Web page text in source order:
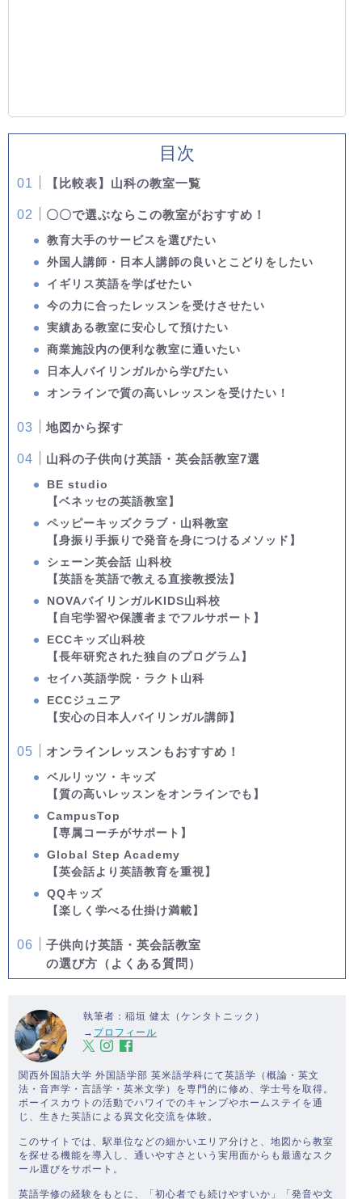
目次
【比較表】山科の教室一覧
〇〇で選ぶならこの教室がおすすめ！
教育大手のサービスを選びたい
外国人講師・日本人講師の良いとこどりをしたい
イギリス英語を学ばせたい
今の力に合ったレッスンを受けさせたい
実績ある教室に安心して預けたい
商業施設内の便利な教室に通いたい
日本人バイリンガルから学びたい
オンラインで質の高いレッスンを受けたい！
地図から探す
山科の子供向け英語・英会話教室7選
BE studio
【ベネッセの英語教室】
ペッピーキッズクラブ・山科教室
【身振り手振りで発音を身につけるメソッド】
シェーン英会話 山科校
【英語を英語で教える直接教授法】
NOVAバイリンガルKIDS山科校
【自宅学習や保護者までフルサポート】
ECCキッズ山科校
【長年研究された独自のプログラム】
セイハ英語学院・ラクト山科
ECCジュニア
【安心の日本人バイリンガル講師】
オンラインレッスンもおすすめ！
ベルリッツ・キッズ
【質の高いレッスンをオンラインでも】
CampusTop
【専属コーチがサポート】
Global Step Academy
【英会話より英語教育を重視】
QQキッズ
【楽しく学べる仕掛け満載】
子供向け英語・英会話教室
の選び方（よくある質問）
執筆者：稲垣 健太（ケンタトニック）
→ プロフィール
関西外国語大学 外国語学部 英米語学科にて英語学（概論・英文
法・音声学・言語学・英米文学）を専門的に修め、学士号を取得。
ボーイスカウトの活動でハワイでのキャンプやホームステイを通
じ、生きた英語による異文化交流を体験。
このサイトでは、駅単位などの細かいエリア分けと、地図から教室
を探せる機能を導入し、通いやすさという実用面からも最適なスク
ール選びをサポート。
英語学修の経験をもとに、「初心者でも続けやすいか」「発音や文